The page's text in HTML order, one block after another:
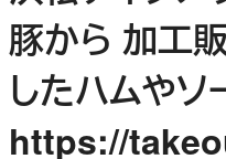
豚から 加工
したハムや
https://